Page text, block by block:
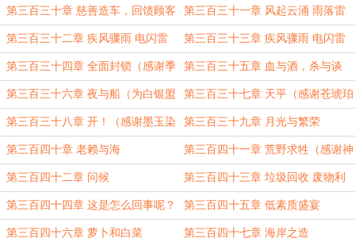
（感谢季觉生日快乐的盟主 憾
第三百三十章 慈善造车，回馈顾客 第三百三十一章 风起云涌 雨落雷
鸣
第三百三十二章 疾风骤雨 电闪雷
鸣（上）
第三百三十三章 疾风骤雨 电闪雷
鸣（下）
第三百三十四章 全面封锁（感谢季
觉生日快乐的白银盟）
第三百三十五章 血与酒，杀与谈
第三百三十六章 夜与船（为白银盟
季觉生日快乐加更）
第三百三十七章 天平（感谢苍琥珀
的盟主
第三百三十八章 开！（感谢墨玉染
清的盟主
第三百三十九章 月光与繁荣
第三百四十章 老赖与海 第三百四十一章 荒野求牲（感谢神
祭月的盟主
第三百四十二章 问候 第三百四十三章 垃圾回收 废物利
用
第三百四十四章 这是怎么回事呢？ 第三百四十五章 低素质盛宴
第三百四十六章 萝卜和白菜 第三百四十七章 海岸之造